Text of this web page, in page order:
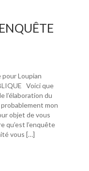
pour Loupian
Voici que
l’élaboration du
mon
objet de vous
qu’est l’enquête
vous […]